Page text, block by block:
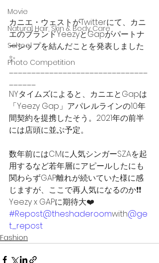
Movie
Natural Hair, Skin & Body Care
School
Photo Competition
カニエ・ウェストがTwitterにて、カニ
エのブランドYeezyとGapがパートナ
ーシップを結んだことを発表しました
✨
_______________________________
NYタイムズによると、カニエとGapは
「Yeezy Gap」アパレルラインの10年
間契約を提携したそう。2021年の前半
には店頭に並ぶ予定。
数年前にはCMに人気シンガーSZAを起
用するなど若年層にアピールしたにも
関わらずGAP離れが続いていた様に感
じますが、ここで再人気になるのか❗️❗️
Yeezy x GAPに期待大❤️
#Repost@theshaderoomwith@ge
t_repost
Fashion